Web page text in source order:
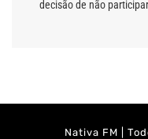
decisão de não
Nativa FM |